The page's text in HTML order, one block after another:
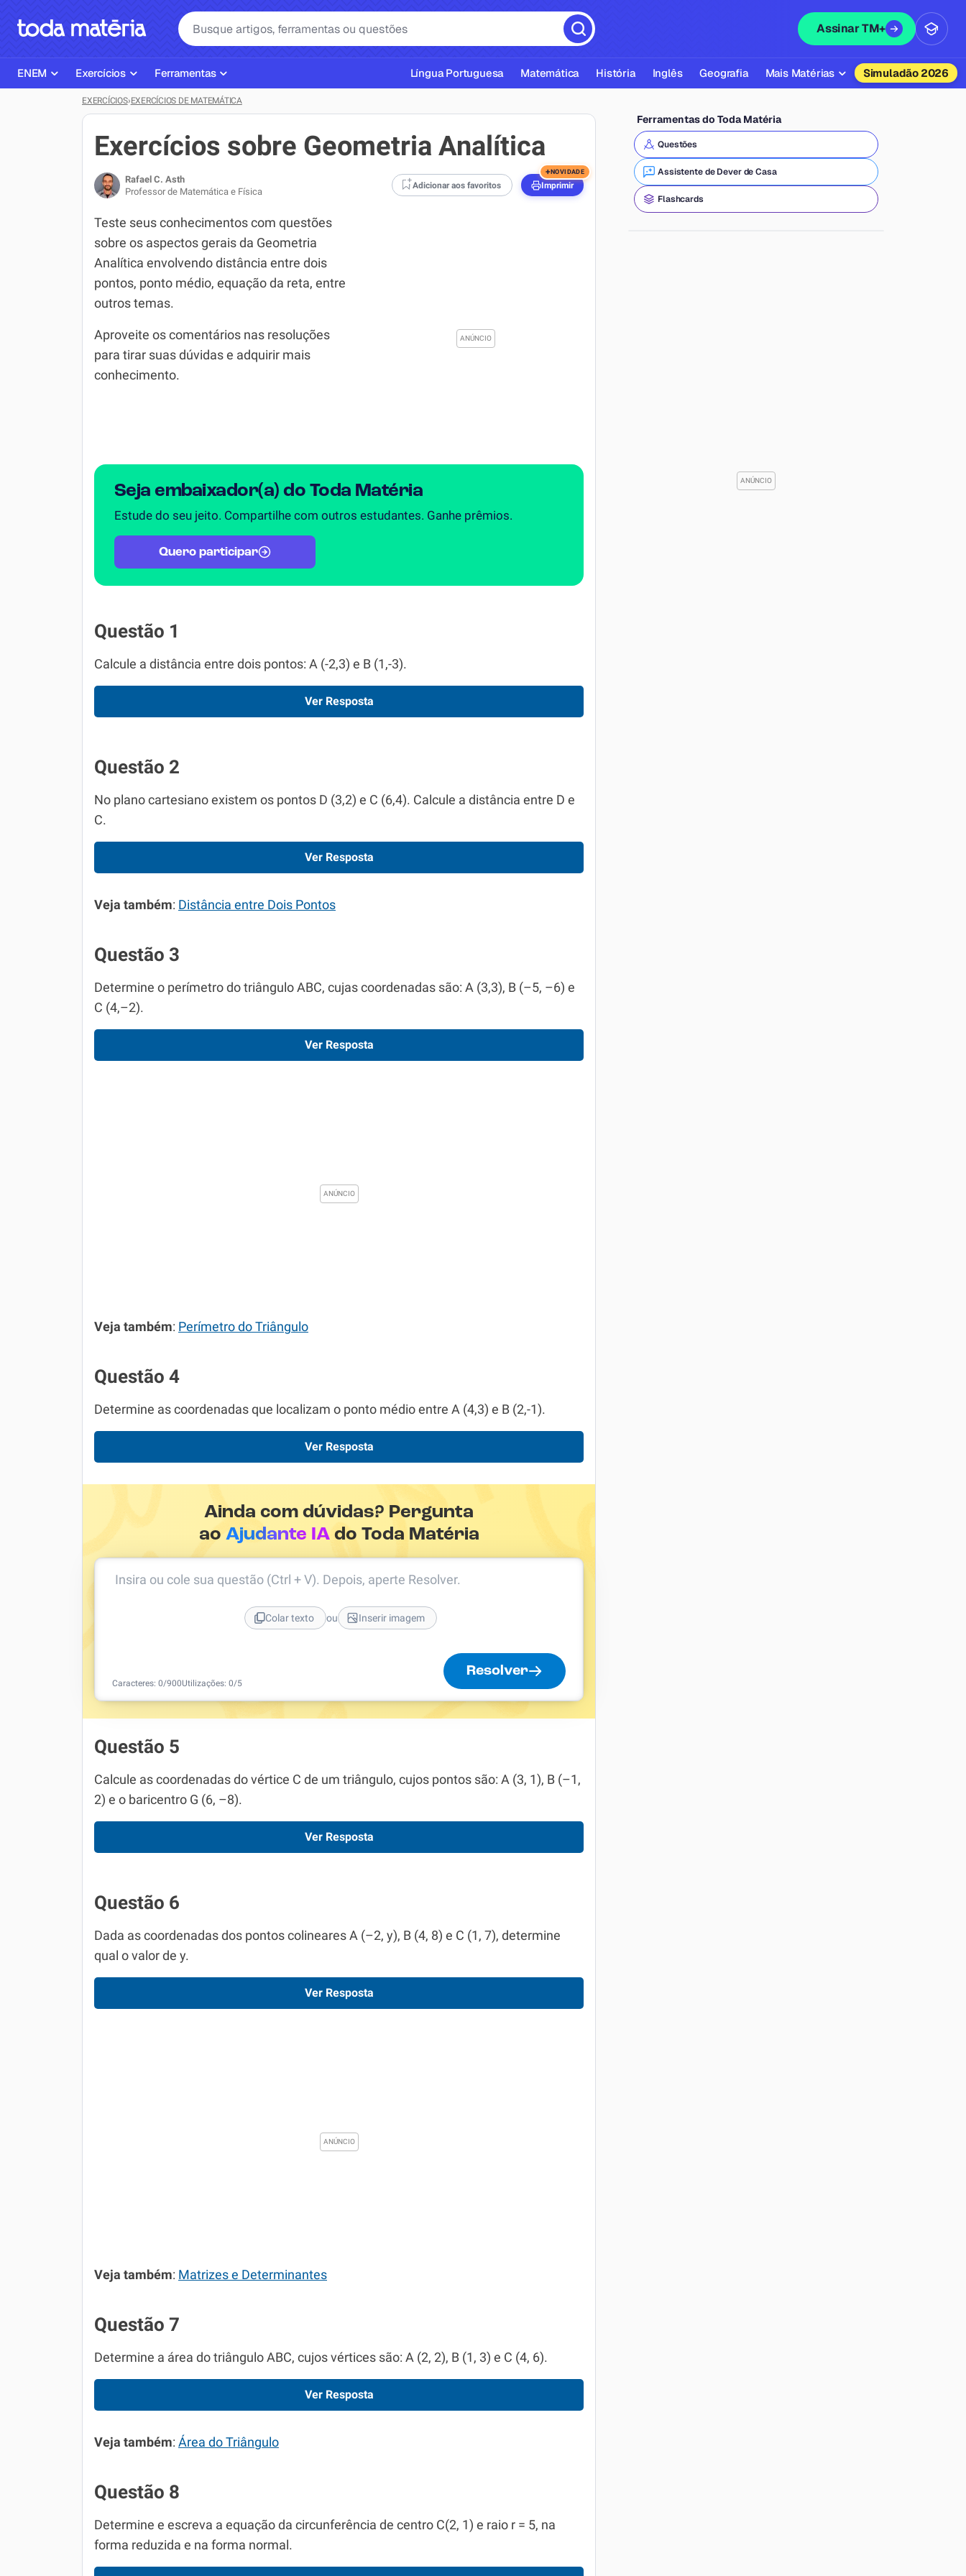
Assinar TM+
ENEM
Página Inicial ENEM
Plano de Estudos
Corretor de Redação
Exercícios ENEM
Simulados ENEM
Simulador SiSU
Exercícios
ENEM
Matemática
História
Biologia
Inglês
Geografia
Física
Química
Todos os Exercícios
Ferramentas
Ajudante de Dever de Casa
Corretor de Redação
Gerador Referências Bibliográficas ABNT
Língua Portuguesa Matemática História Inglês Geografia Mais Matérias
Química
Física
Filosofia
Simuladão 2026
EXERCÍCIOS›EXERCÍCIOS DE MATEMÁTICA
Exercícios sobre Geometria Analítica
Rafael C. Asth
Professor de Matemática e Física
Adicionar aos favoritos Imprimir
+NOVIDADE
Teste seus conhecimentos com questões
sobre os aspectos gerais da Geometria
Analítica envolvendo distância entre dois
pontos, ponto médio, equação da reta, entre
outros temas.
Aproveite os comentários nas resoluções
para tirar suas dúvidas e adquirir mais
conhecimento.
Seja embaixador(a) do Toda Matéria
Estude do seu jeito. Compartilhe com outros estudantes. Ganhe prêmios.
Quero participar
Questão 1
Calcule a distância entre dois pontos: A (-2,3) e B (1,-3).
Ver Resposta
Questão 2
No plano cartesiano existem os pontos D (3,2) e C (6,4). Calcule a distância entre D e
C.
Ver Resposta
Veja também: Distância entre Dois Pontos
Questão 3
Determine o perímetro do triângulo ABC, cujas coordenadas são: A (3,3), B (–5, –6) e
C (4,–2).
Ver Resposta
Veja também: Perímetro do Triângulo
Questão 4
Determine as coordenadas que localizam o ponto médio entre A (4,3) e B (2,-1).
Ver Resposta
Ainda com dúvidas? Pergunta
aoAjudante IAdo Toda Matéria
Caracteres: 0/900Utilizações: 0/5
Resolver
Insira ou cole sua questão (Ctrl + V). Depois, aperte Resolver.
Colar texto ou Inserir imagem
Questão 5
Calcule as coordenadas do vértice C de um triângulo, cujos pontos são: A (3, 1), B (–1,
2) e o baricentro G (6, –8).
Ver Resposta
Questão 6
Dada as coordenadas dos pontos colineares A (–2, y), B (4, 8) e C (1, 7), determine
qual o valor de y.
Ver Resposta
Veja também: Matrizes e Determinantes
Questão 7
Determine a área do triângulo ABC, cujos vértices são: A (2, 2), B (1, 3) e C (4, 6).
Ver Resposta
Veja também: Área do Triângulo
Questão 8
Determine e escreva a equação da circunferência de centro C(2, 1) e raio r = 5, na
forma reduzida e na forma normal.
Ferramentas do Toda Matéria
Questões
Assistente de Dever de Casa
Flashcards